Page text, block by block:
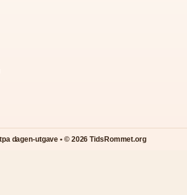
dagen-utgave • © 2026 TidsRommet.org